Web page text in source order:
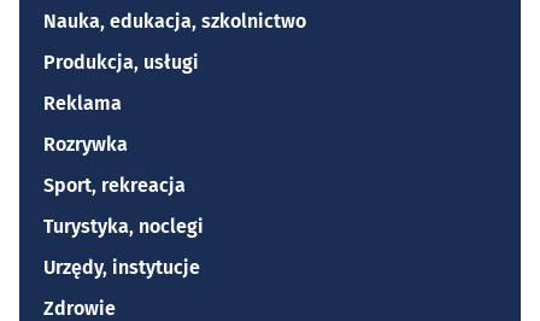
Nauka, edukacja, szkolnictwo
Produkcja, usługi
Reklama
Rozrywka
Sport, rekreacja
Turystyka, noclegi
Urzędy, instytucje
Zdrowie